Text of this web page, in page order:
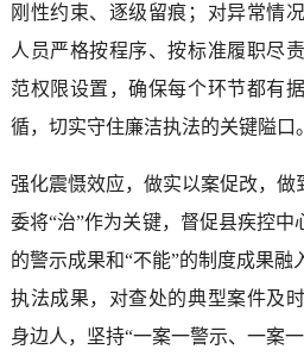
刚性约束、逐级留痕；对异常情
人员严格按程序、按标准履职尽
范权限设置，确保每个环节都有
循，切实守住廉洁执法的关键隘口。
强化震慑效应，做实以案促改，做
委将“治”作为关键，督促县疾控中
的警示成果和“不能”的制度成果
执法成果，对查处的典型案件及
身边人，坚持“一案一警示、一案